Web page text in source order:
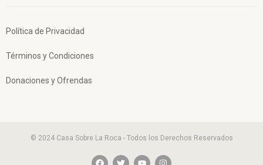
Política de Privacidad
Términos y Condiciones
Donaciones y Ofrendas
© 2024 Casa Sobre La Roca - Todos los Derechos Reservados